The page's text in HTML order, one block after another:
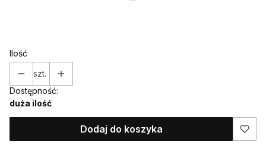
Ilość
szt.
Dostępność:
duża ilość
Dodaj do koszyka